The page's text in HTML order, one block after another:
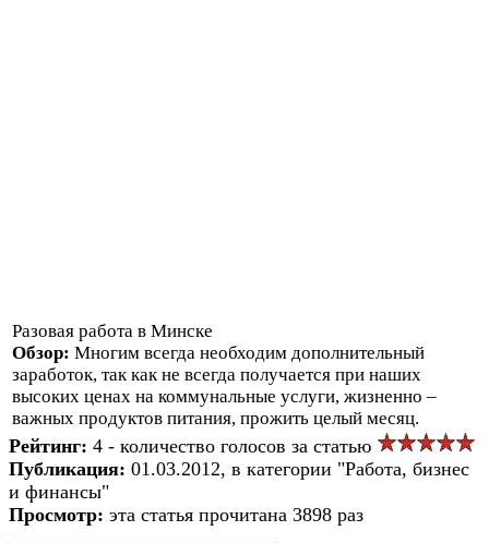
Разовая работа в Минске
Обзор: Многим всегда необходим дополнительный
заработок, так как не всегда получается при наших
высоких ценах на коммунальные услуги, жизненно –
важных продуктов питания, прожить целый месяц.
Рейтинг: 4 - количество голосов за статью
Публикация: 01.03.2012, в категории "Работа, бизнес
и финансы"
Просмотр: эта статья прочитана 3898 раз